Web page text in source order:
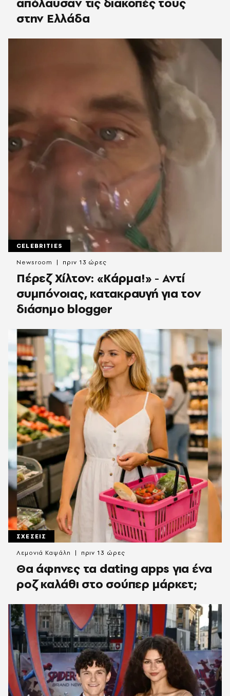
στην Ελλάδα
CELEBRITIES
Πέρεζ Χίλτον: «Κάρμα!» - Αντί
συμπόνοιας, κατακραυγή για τον
διάσημο blogger
Newsroom πριν 13 ώρες
ΣΧΕΣΕΙΣ
Θα άφηνες τα dating apps για ένα
ροζ καλάθι στο σούπερ μάρκετ;
Λεμονιά Καψάλη πριν 13 ώρες